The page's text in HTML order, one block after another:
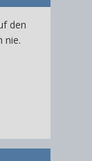
den
nie.